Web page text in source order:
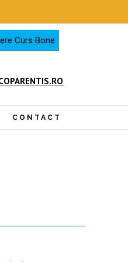
Curs Bone
CONTACT